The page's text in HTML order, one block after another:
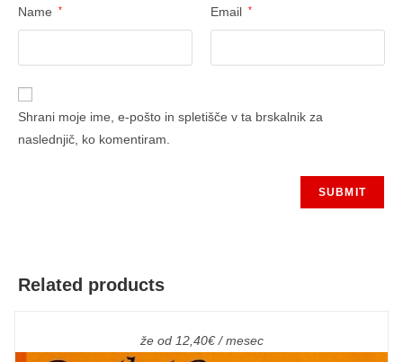
Name * Email *
Shrani moje ime, e-pošto in spletišče v ta brskalnik za
naslednjič, ko komentiram.
Related products
že od 12,40€ / mesec